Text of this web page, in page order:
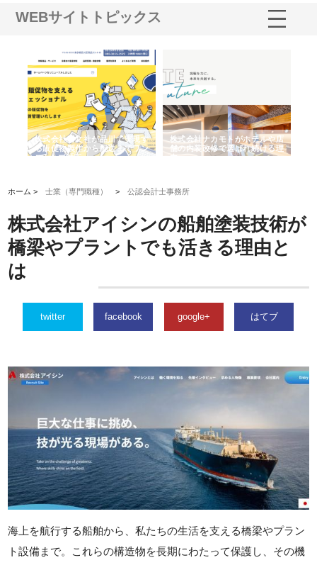
WEBサイトトピックス
株式会社耕文社が品川で実現す
る販促物製作から配送までワン
ストップ対応
株式会社ナカモトがホテルや店
舗の内装改修で選ばれ続ける理
由
ホーム >士業（専門職種） >公認会計士事務所
株式会社アイシンの船舶塗装技術が
橋梁やプラントでも活きる理由と
は
twitter facebook google+ はてブ
海上を航行する船舶から、私たちの生活を支える橋梁やプラン
ト設備まで。これらの構造物を長期にわたって保護し、その機